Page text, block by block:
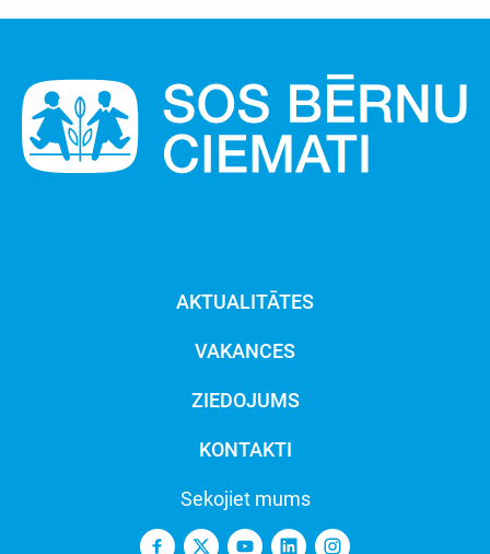
AKTUALITĀTES
VAKANCES
ZIEDOJUMS
KONTAKTI
Sekojiet mums